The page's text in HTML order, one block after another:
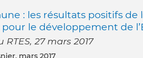
: les résultats positifs
le développement de
RTES, 27 mars 2017